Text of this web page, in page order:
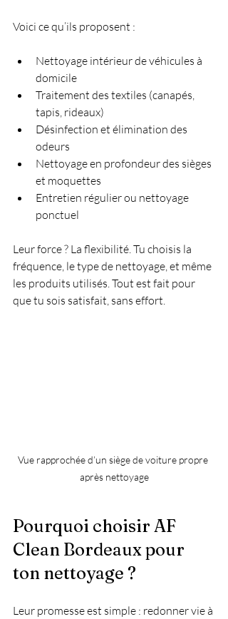
Voici ce qu’ils proposent :
Nettoyage intérieur de véhicules à
domicile
Traitement des textiles (canapés,
tapis, rideaux)
Désinfection et élimination des
odeurs
Nettoyage en profondeur des sièges
et moquettes
Entretien régulier ou nettoyage
ponctuel
Leur force ? La flexibilité. Tu choisis la
fréquence, le type de nettoyage, et même
les produits utilisés. Tout est fait pour
que tu sois satisfait, sans effort.
Vue rapprochée d’un siège de voiture propre
après nettoyage
Pourquoi choisir AF
Clean Bordeaux pour
ton nettoyage ?
Leur promesse est simple : redonner vie à